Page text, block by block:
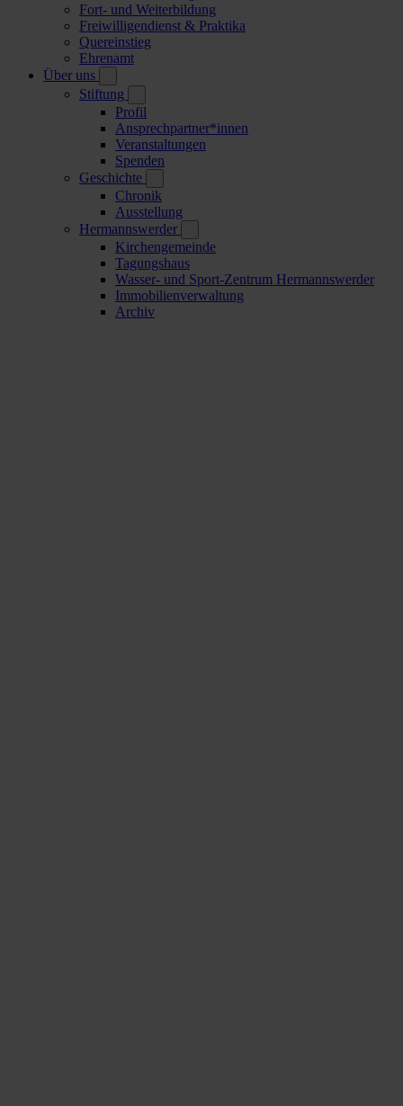
Fort- und Weiterbildung
Freiwilligendienst & Praktika
Quereinstieg
Ehrenamt
Über uns
Stiftung
Profil
Ansprechpartner*innen
Veranstaltungen
Spenden
Geschichte
Chronik
Ausstellung
Hermannswerder
Kirchengemeinde
Tagungshaus
Wasser- und Sport-Zentrum Hermannswerder
Immobilienverwaltung
Archiv